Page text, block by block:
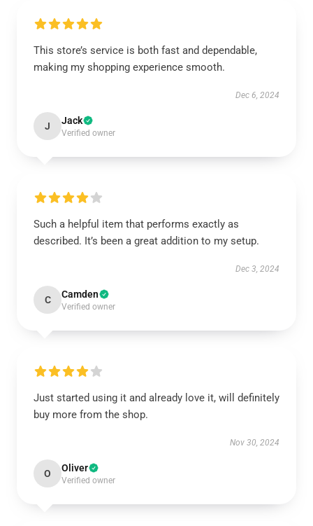
This store’s service is both fast and dependable,
making my shopping experience smooth.
Dec 6, 2024
J Jack
Verified owner
Such a helpful item that performs exactly as
described. It’s been a great addition to my setup.
Dec 3, 2024
C Camden
Verified owner
Just started using it and already love it, will definitely
buy more from the shop.
Nov 30, 2024
O Oliver
Verified owner